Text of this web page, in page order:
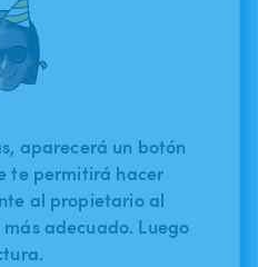
aparecerá un botón
te permitirá hacer
al propietario al
adecuado. Luego